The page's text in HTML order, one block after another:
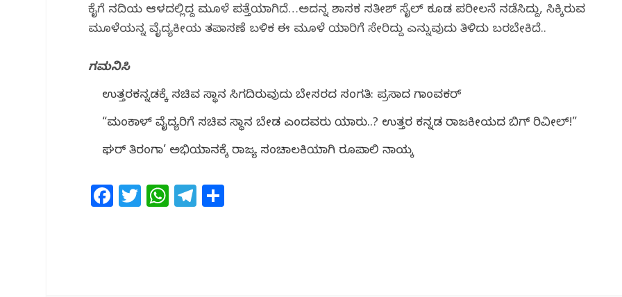
ಕೈಗೆ ನದಿಯ ಆಳದಲ್ಲಿದ್ದ ಮೂಳೆ ಪತ್ತೆಯಾಗಿದೆ…ಅದನ್ನ ಶಾಸಕ ಸತೀಶ್ ಸೈಲ್ ಕೂಡ ಪರಿಶೀಲನೆ ನಡೆಸಿದ್ದು, ಸಿಕ್ಕಿರುವ
ಮೂಳೆಯನ್ನ ವೈದ್ಯಕೀಯ ತಪಾಸಣೆ ಬಳಿಕ ಈ ಮೂಳೆ ಯಾರಿಗೆ ಸೇರಿದ್ದು ಎನ್ನುವುದು ತಿಳಿದು ಬರಬೇಕಿದೆ..
ಗಮನಿಸಿ
ಉತ್ತರಕನ್ನಡಕ್ಕೆ ಸಚಿವ ಸ್ಥಾನ ಸಿಗದಿರುವುದು ಬೇಸರದ ಸಂಗತಿ: ಪ್ರಸಾದ ಗಾಂವಕರ್
“ಮಂಕಾಳ್ ವೈದ್ಯರಿಗೆ ಸಚಿವ ಸ್ಥಾನ ಬೇಡ ಎಂದವರು ಯಾರು..? ಉತ್ತರ ಕನ್ನಡ ರಾಜಕೀಯದ ಬಿಗ್ ರಿವೀಲ್!”
ಘರ್ ತಿರಂಗಾ’ ಅಭಿಯಾನಕ್ಕೆ ರಾಜ್ಯ ಸಂಚಾಲಕಿಯಾಗಿ ರೂಪಾಲಿ ನಾಯ್ಕ
F T W T